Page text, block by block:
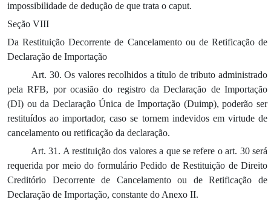
impossibilidade de dedução de que trata o caput.
Seção VIII
Da Restituição Decorrente de Cancelamento ou de Retificação de
Declaração de Importação
Art. 30. Os valores recolhidos a título de tributo administrado
pela RFB, por ocasião do registro da Declaração de Importação
(DI) ou da Declaração Única de Importação (Duimp), poderão ser
restituídos ao importador, caso se tornem indevidos em virtude de
cancelamento ou retificação da declaração.
Art. 31. A restituição dos valores a que se refere o art. 30 será
requerida por meio do formulário Pedido de Restituição de Direito
Creditório Decorrente de Cancelamento ou de Retificação de
Declaração de Importação, constante do Anexo II.